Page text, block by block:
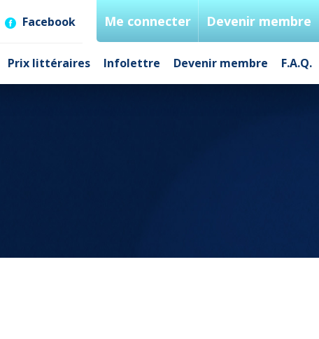
Prix littéraires Infolettre Devenir membre F.A.Q.
Facebook Me connecter Devenir membre